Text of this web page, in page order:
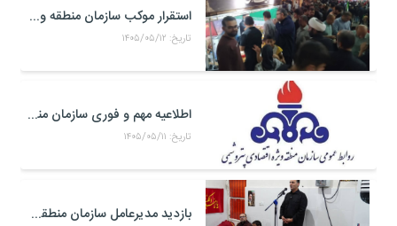
استقرار موکب سازمان منطقه ویژه اقتصادی پتروشیمی در محل تجمعات مردمی در میدان امام بندر ماهشهر
تاریخ: ۱۴۰۵/۰۵/۱۲
اطلاعیه مهم و فوری سازمان منطقه ویژه اقتصادی پتروشیمی
تاریخ: ۱۴۰۵/۰۵/۱۱
بازدید مدیرعامل سازمان منطقه ویژه اقتصادی پتروشیمی از موکب حضرت علی اکبر(ع) کارکنان منطقه ویژه اقتصادی پتروشیمی در مرز شلمچه